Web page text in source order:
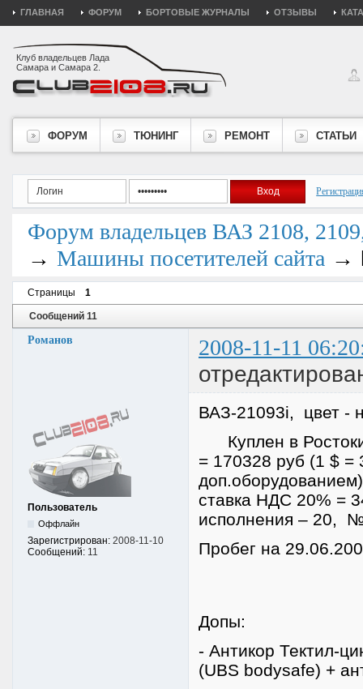
ГЛАВНАЯ ФОРУМ БОРТОВЫЕ ЖУРНАЛЫ ОТЗЫВЫ
Клуб владельцев Лада
Самара и Самара 2.
ФОРУМ ТЮНИНГ РЕМОНТ СТАТЬИ
Форум владельцев ВАЗ 2108,
→ Машины посетителей сайта →
Страницы 1
Сообщений 11
Романов 2008-11-11
Пользователь
Оффлайн
Зарегистрирован: 2008-11-10
Сообщений: 11
ВАЗ-21093i, цвет -
Куплен в
= 170328 руб (1 $ =
ставка НДС 20% =
исполнения – 20,
Пробег на
Допы:
- Антикор Тектил-
(UBS bodysafe) +